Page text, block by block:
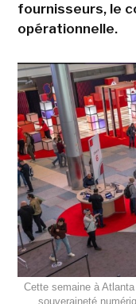
fournisseurs, le
opérationnelle.
Cette semaine à
souveraineté